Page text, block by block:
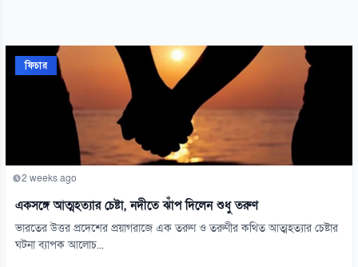
ফিচার
2 weeks ago
একসঙ্গে আত্মহত্যার চেষ্টা, নদীতে ঝাঁপ দিলেন শুধু তরুণ
ভারতের উত্তর প্রদেশের প্রয়াগরাজে এক তরুণ ও তরুণীর কথিত আত্মহত্যার চেষ্টার
ঘটনা ব্যাপক আলোচ...